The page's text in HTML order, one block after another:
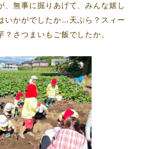
、無事に掘りあげて、みんな嬉し
いかがでしたか…天ぷら？スィー
？さつまいもご飯でしたか。